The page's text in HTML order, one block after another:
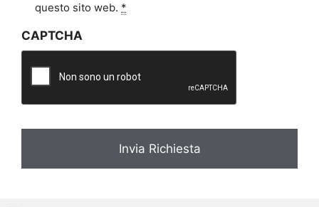
a
c
*
questo sito web. *
CAPTCHA